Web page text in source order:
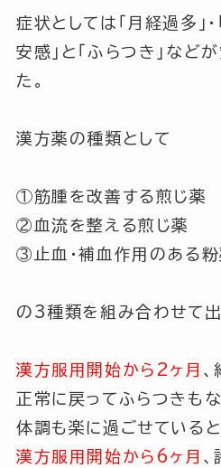
症状としては 「月経過多」 ・
安感」 と 「ふらつき」 など
た。
漢方薬の種類として
①筋腫を改善する煎じ薬
②血流を整える煎じ薬
③止血・補血作用のある
の3種類を組み合わせて出
漢方服用開始から2ヶ月
正常に戻ってふらつきもな
体調も楽に過ごせていると
漢方服用開始から6ヶ月